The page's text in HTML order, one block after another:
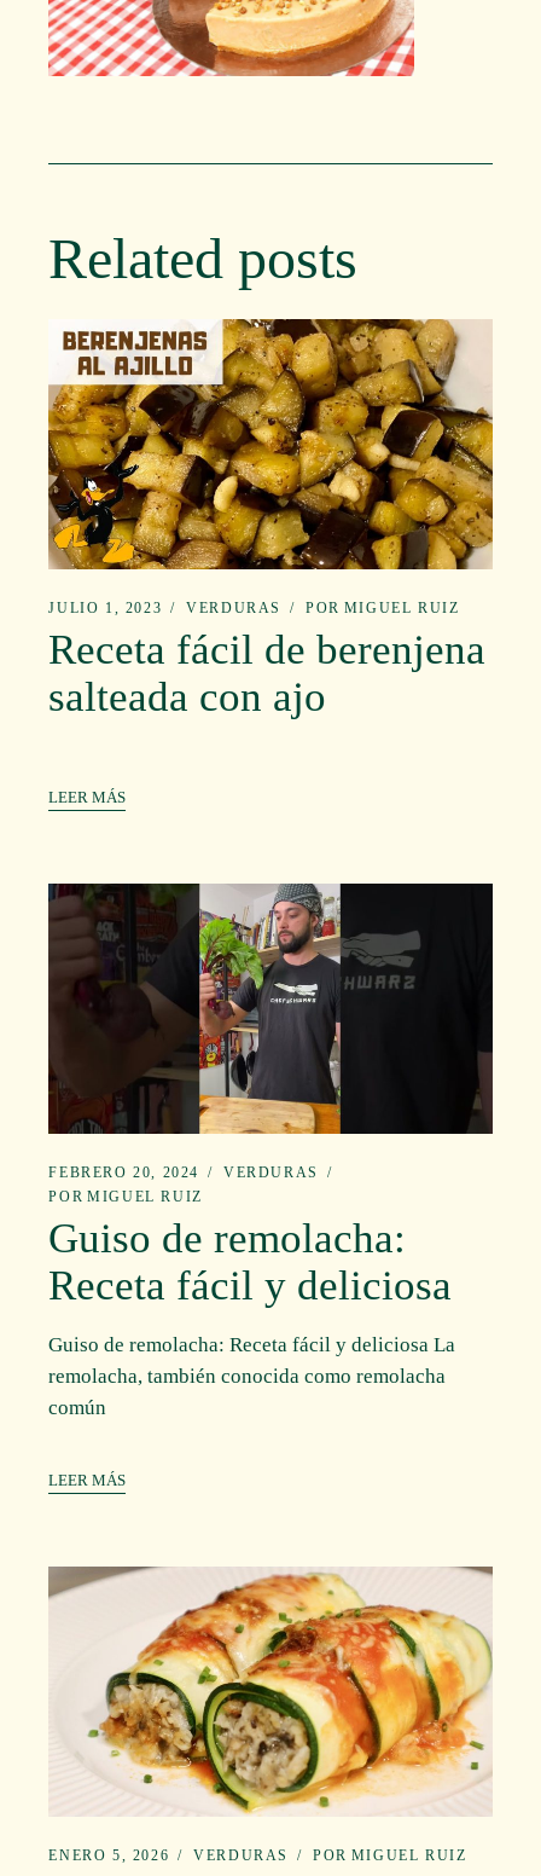
Related posts
JULIO 1, 2023 VERDURAS POR MIGUEL RUIZ
Receta fácil de berenjena
salteada con ajo
LEER MÁS
FEBRERO 20, 2024
VERDURAS
POR MIGUEL RUIZ
Guiso de remolacha:
Receta fácil y deliciosa
Guiso de remolacha: Receta fácil y deliciosa La
remolacha, también conocida como remolacha
común
LEER MÁS
ENERO 5, 2026 VERDURAS POR MIGUEL RUIZ